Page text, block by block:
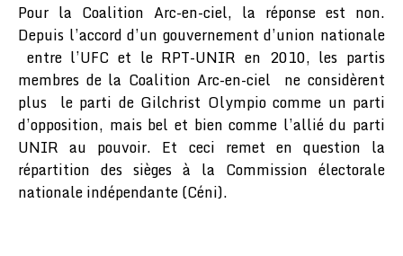
Pour la Coalition Arc-en-ciel, la réponse est non.
Depuis l’accord d’un gouvernement d’union nationale
entre l’UFC et le RPT-UNIR en 2010, les partis
membres de la Coalition Arc-en-ciel ne considèrent
plus le parti de Gilchrist Olympio comme un parti
d’opposition, mais bel et bien comme l’allié du parti
UNIR au pouvoir. Et ceci remet en question la
répartition des sièges à la Commission électorale
nationale indépendante (Céni).